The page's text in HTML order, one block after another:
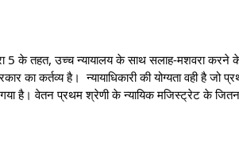
5 के तहत, उच्च न्यायालय के साथ सलाह-मशवरा करने के
का कर्तव्य है। न्यायाधिकारी की योग्यता वही है
है। वेतन प्रथम श्रेणी के न्यायिक मजिस्ट्रेट के